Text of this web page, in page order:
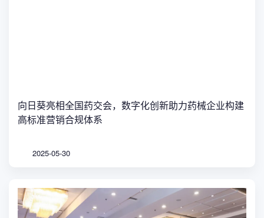
向日葵亮相全国药交会，数字化创新助力药械企业构建
高标准营销合规体系
2025-05-30